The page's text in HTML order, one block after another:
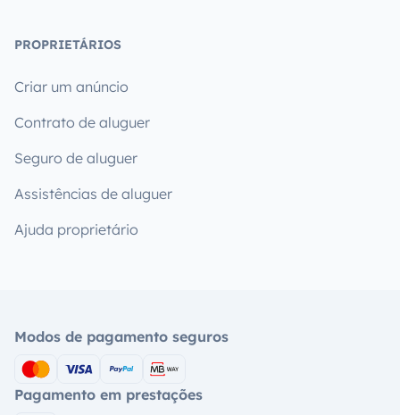
PROPRIETÁRIOS
Criar um anúncio
Contrato de aluguer
Seguro de aluguer
Assistências de aluguer
Ajuda proprietário
Modos de pagamento seguros
Pagamento em prestações